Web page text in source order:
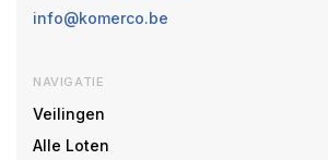
info@komerco.be
NAVIGATIE
Veilingen
Alle Loten